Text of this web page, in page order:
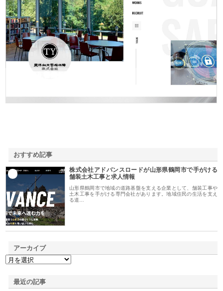
おすすめ記事
株式会社アドバンスロードが山形県鶴岡市で手がける
舗装土木工事と求人情報
山形県鶴岡市で地域の道路基盤を支える企業として、舗装工事や
土木工事を手がける専門会社があります。地域住民の生活を支え
る道…
アーカイブ
最近の記事